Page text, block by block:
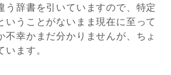
う辞書を引いていますので、特定
いうことがないまま現在に至って
不幸かまだ分かりませんが、ちょ
ます。